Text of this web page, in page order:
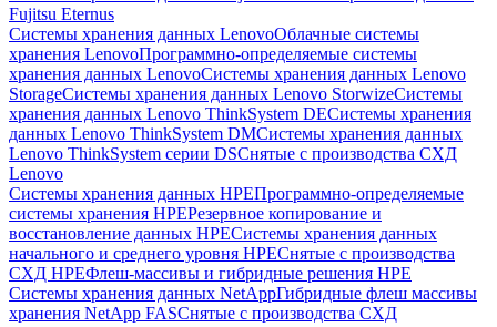
Fujitsu Eternus
Системы хранения данных LenovoОблачные системы
хранения LenovoПрограммно-определяемые системы
хранения данных LenovoСистемы хранения данных Lenovo
StorageСистемы хранения данных Lenovo StorwizeСистемы
хранения данных Lenovo ThinkSystem DEСистемы хранения
данных Lenovo ThinkSystem DMСистемы хранения данных
Lenovo ThinkSystem серии DSСнятые с производства СХД
Lenovo
Системы хранения данных HPEПрограммно-определяемые
системы хранения HPEРезервное копирование и
восстановление данных HPEСистемы хранения данных
начального и среднего уровня HPEСнятые с производства
СХД HPEФлеш-массивы и гибридные решения HPE
Cистемы хранения данных NetAppГибридные флеш массивы
хранения NetApp FASСнятые с производства СХД